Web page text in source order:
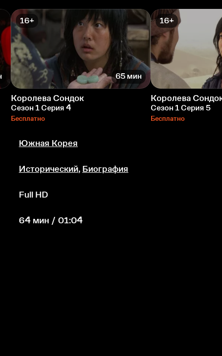
16+
65 мин
Королева Сондок
Сезон 1 Серия 4
Бесплатно
16+
Королева
Сезон 1 Серия 5
Бесплатно
Южная Корея
Исторический, Биография
Full HD
64 мин / 01:04